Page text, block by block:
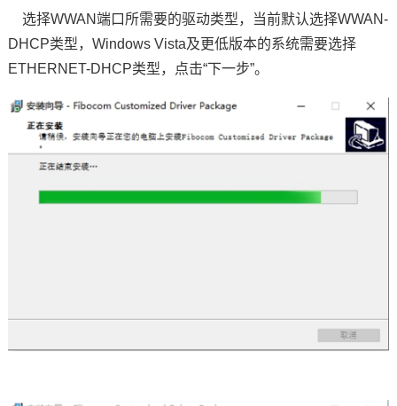
选择WWAN端口所需要的驱动类型，当前默认选择WWAN-
DHCP类型，Windows Vista及更低版本的系统需要选择
ETHERNET-DHCP类型，点击“下一步”。